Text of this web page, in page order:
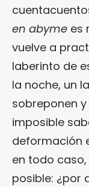
en abyme es
vuelve a
laberinto de
la noche, un
sobreponen
imposible
deformación
en todo
posible: ¿por